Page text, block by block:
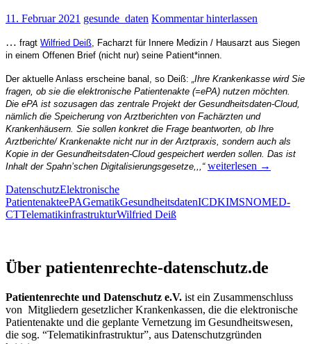
11. Februar 2021 gesunde_daten Kommentar hinterlassen
… fragt Wilfried Deiß, Facharzt für Innere Medizin / Hausarzt aus Siegen
in einem Offenen Brief (nicht nur) seine Patient*innen.
Der aktuelle Anlass erscheine banal, so Deiß: „Ihre Krankenkasse wird Sie
fragen, ob sie die elektronische Patientenakte (=ePA) nutzen möchten.
Die ePA ist sozusagen das zentrale Projekt der Gesundheitsdaten-Cloud,
nämlich die Speicherung von Arztberichten von Fachärzten und
Krankenhäusern. Sie sollen konkret die Frage beantworten, ob Ihre
Arztberichte/ Krankenakte nicht nur in der Arztpraxis, sondern auch als
Kopie in der Gesundheitsdaten-Cloud gespeichert werden sollen. Das ist
Inhalt der Spahn’schen Digitalisierungsgesetze,,,“ Gehören
Arztgeheimnis?
von
über
die
Elektronische
Patientenakte
weiterlesen →
DatenschutzElektronische
PatientenakteePAGematikGesundheitsdatenICDKIMSNOMED-
CTTelematikinfrastrukturWilfried Deiß
Patientenrechte und Datenschutz e.V.
Über patientenrechte-datenschutz.de
Patientenrechte und Datenschutz e.V. ist ein Zusammenschluss
von Mitgliedern gesetzlicher Krankenkassen, die die elektronische
Patientenakte und die geplante Vernetzung im Gesundheitswesen,
die sog. “Telematikinfrastruktur”, aus Datenschutzgründen